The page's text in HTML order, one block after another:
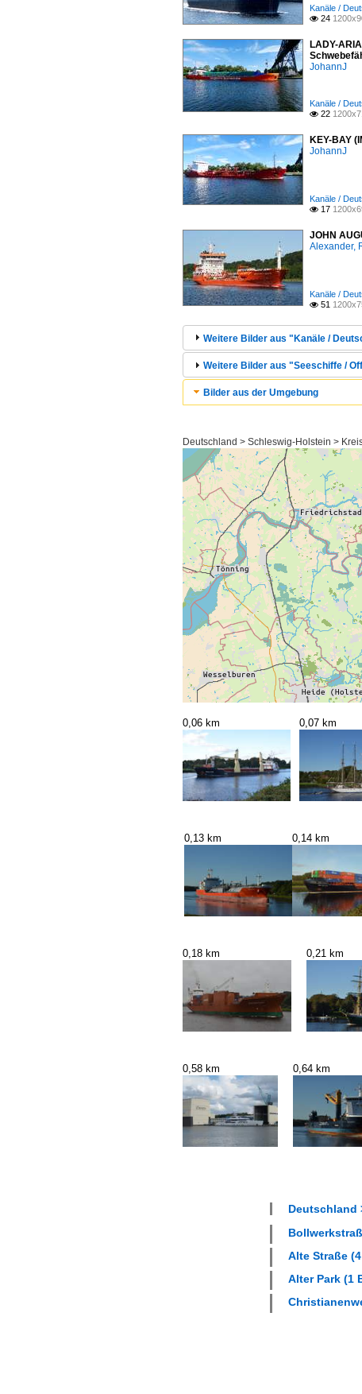
Kanäle /
 24
LADY-
JohannJ
Kanäle /
 22
KEY-BAY
JohannJ
Kanäle /
 17
JOHN
Alexander,
Kanäle /
 51
Weitere Bilder aus "Kanäle /
Weitere Bilder aus "Seeschiffe /
Bilder aus der Umgebung
Deutschland > Schleswig-Holstein >
0,06 km 0,07 km
0,13 km 0,14 km
0,18 km 0,21 km
0,58 km 0,64 km
Deutschland
Alte Straße
Alter Park (1